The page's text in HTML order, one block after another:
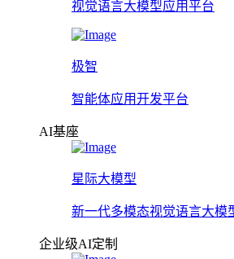
视觉语言大模型应用平台
极智
智能体应用开发平台
AI基座
星际大模型
新一代多模态视觉语言大模
企业级AI定制